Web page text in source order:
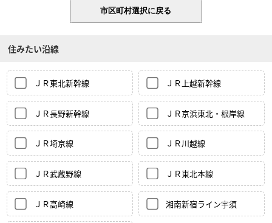
住みたい沿線
ＪＲ東北新幹線 ＪＲ上越新幹線
ＪＲ長野新幹線 ＪＲ京浜東北・根岸線
ＪＲ埼京線 ＪＲ川越線
ＪＲ武蔵野線 ＪＲ東北本線
ＪＲ高崎線 湘南新宿ライン宇須